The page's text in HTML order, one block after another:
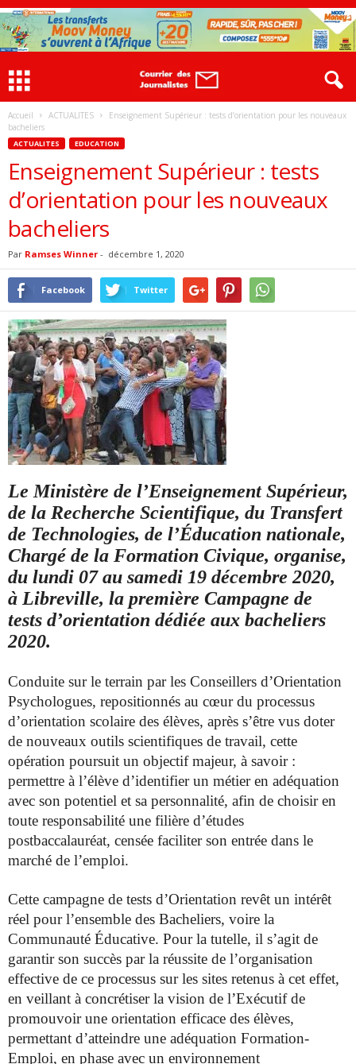
Accueil ACTUALITES
Enseignement Supérieur : tests d’orientation pour les nouveaux
bacheliers
ACTUALITES EDUCATION
Enseignement Supérieur : tests
d’orientation pour les nouveaux
bacheliers
Par Ramses Winner - décembre 1, 2020
Facebook Twitter
Le Ministère de l’Enseignement Supérieur,
de la Recherche Scientifique, du Transfert
de Technologies, de l’Éducation nationale,
Chargé de la Formation Civique, organise,
du lundi 07 au samedi 19 décembre 2020,
à Libreville, la première Campagne de
tests d’orientation dédiée aux bacheliers
2020.
Conduite sur le terrain par les Conseillers d’Orientation
Psychologues, repositionnés au cœur du processus
d’orientation scolaire des élèves, après s’être vus doter
de nouveaux outils scientifiques de travail, cette
opération poursuit un objectif majeur, à savoir :
permettre à l’élève d’identifier un métier en adéquation
avec son potentiel et sa personnalité, afin de choisir en
toute responsabilité une filière d’études
postbaccalauréat, censée faciliter son entrée dans le
marché de l’emploi.
Cette campagne de tests d’Orientation revêt un intérêt
réel pour l’ensemble des Bacheliers, voire la
Communauté Éducative. Pour la tutelle, il s’agit de
garantir son succès par la réussite de l’organisation
effective de ce processus sur les sites retenus à cet effet,
en veillant à concrétiser la vision de l’Exécutif de
promouvoir une orientation efficace des élèves,
permettant d’atteindre une adéquation Formation-
Emploi, en phase avec un environnement